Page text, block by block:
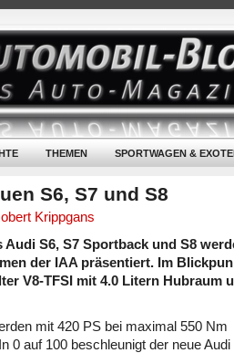
THEMEN SPORTWAGEN &
S6, S7 und S8
Krippgans
Audi S6, S7 Sportback und S8
der IAA präsentiert. Im
V8-TFSI mit 4.0 Litern Hubraum
mit 420 PS bei maximal 550 Nm
0 auf 100 beschleunigt der neue Audi